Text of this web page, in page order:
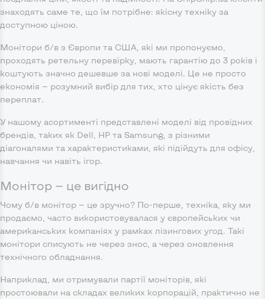
знаходять саме те, що їм потрібне: якісну техніку за
доступною ціною.
Монітори б/в з Європи та США, які ми пропонуємо,
проходять ретельну перевірку, мають гарантію до 3 років і
коштують значно дешевше за нові моделі. Це не просто
економія — розумний вибір для тих, хто цінує якість без
переплат.
У нашому асортименті представлені моделі від провідних
брендів, таких як Dell, HP та Samsung, з різними
діагоналями та характеристиками, які підійдуть для офісу,
навчання чи навіть ігор.
Монітор — це вигідно
Чому б/в монітор — це зручно? По-перше, техніка, яку ми
продаємо, часто використовувалася у європейських чи
американських компаніях у рамках лізингових угод. Такі
монітори списують не через знос, а через оновлення
технічного обладнання.
Наприклад, ми отримували партії моніторів, які
простоювали на складах великих корпорацій, практично не